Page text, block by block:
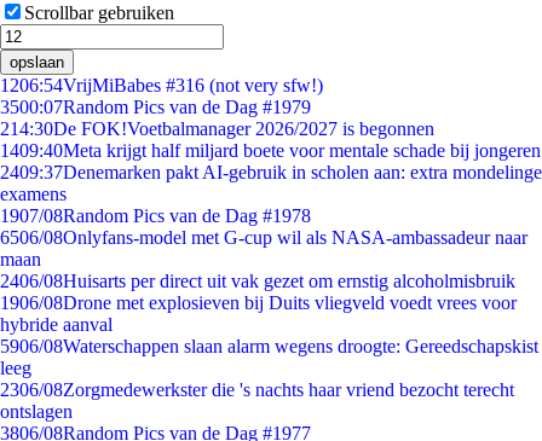
Scrollbar gebruiken
opslaan
1206:54VrijMiBabes #316 (not very sfw!)
3500:07Random Pics van de Dag #1979
214:30De FOK!Voetbalmanager 2026/2027 is begonnen
1409:40Meta krijgt half miljard boete voor mentale schade bij jongeren
2409:37Denemarken pakt AI-gebruik in scholen aan: extra mondelinge
examens
1907/08Random Pics van de Dag #1978
6506/08Onlyfans-model met G-cup wil als NASA-ambassadeur naar
maan
2406/08Huisarts per direct uit vak gezet om ernstig alcoholmisbruik
1906/08Drone met explosieven bij Duits vliegveld voedt vrees voor
hybride aanval
5906/08Waterschappen slaan alarm wegens droogte: Gereedschapskist
leeg
2306/08Zorgmedewerkster die 's nachts haar vriend bezocht terecht
ontslagen
3806/08Random Pics van de Dag #1977